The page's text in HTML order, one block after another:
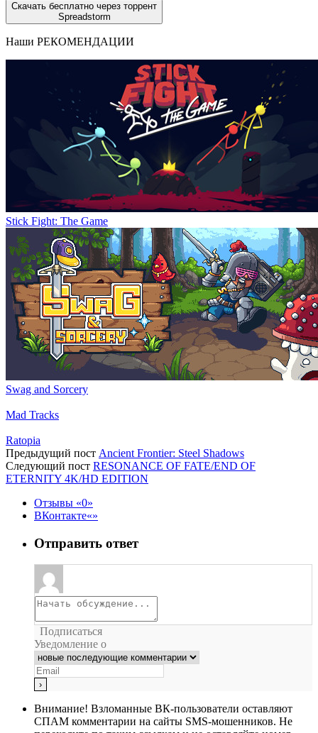
Скачать бесплатно через торрент
Spreadstorm
Наши РЕКОМЕНДАЦИИ
Stick Fight: The Game
Swag and Sorcery
Mad Tracks
Ratopia
Предыдущий пост Ancient Frontier: Steel Shadows
Следующий пост RESONANCE OF FATE/END OF
ETERNITY 4K/HD EDITION
Отзывы
0
ВКонтакте
Отправить ответ
Подписаться
Уведомление о
Внимание! Взломанные ВК-пользователи оставляют
СПАМ комментарии на сайты SMS-мошенников. Не